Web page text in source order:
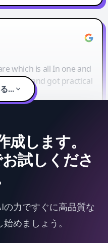
which is all In one and
and got practical
...
します。
試しくださ
力ですぐに高品質な
めましょう。